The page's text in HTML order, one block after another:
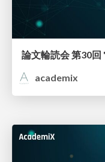
academix